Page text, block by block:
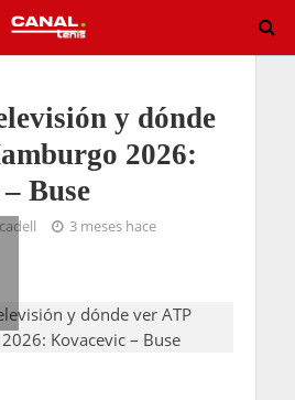
y dónde
2026:
Buse
3 meses hace